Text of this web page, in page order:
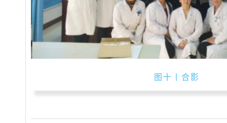
图十丨合影